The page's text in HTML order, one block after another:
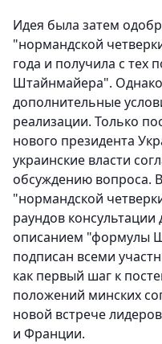
Идея была затем
"нормандской
года и получила с тех
Штайнмайера". Однако
дополнительные
реализации. Только
нового президента
украинские власти
обсуждению вопроса.
"нормандской
раундов консультации
описанием "формулы
подписан всеми
как первый шаг к
положений минских
новой встрече
и Франции.